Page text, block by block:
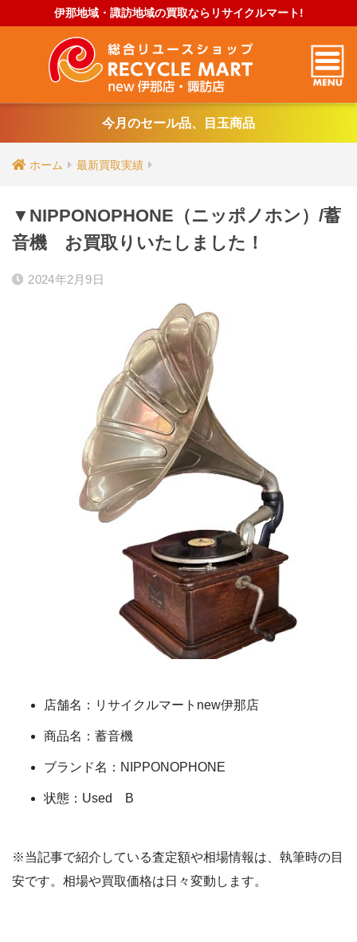
伊那地域・諏訪地域の買取ならリサイクルマート!
今月のセール品、目玉商品
ホーム 最新買取実績
▼NIPPONOPHONE（ニッポノホン）/蓄
音機 お買取りいたしました！
2024年2月9日
店舗名：リサイクルマートnew伊那店
商品名：蓄音機
ブランド名：NIPPONOPHONE
状態：Used B
※当記事で紹介している査定額や相場情報は、執筆時の目
安です。相場や買取価格は日々変動します。